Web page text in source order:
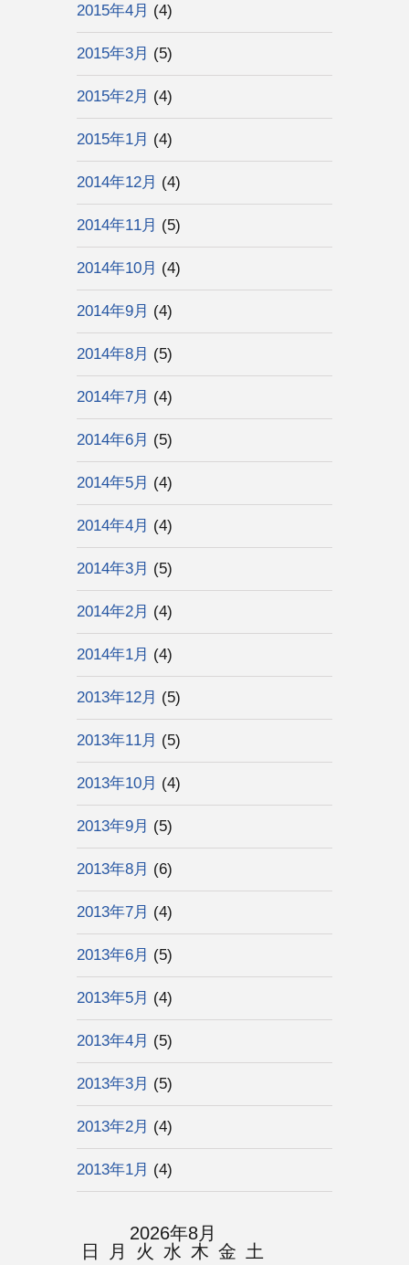
2015年4月 (4)
2015年3月 (5)
2015年2月 (4)
2015年1月 (4)
2014年12月 (4)
2014年11月 (5)
2014年10月 (4)
2014年9月 (4)
2014年8月 (5)
2014年7月 (4)
2014年6月 (5)
2014年5月 (4)
2014年4月 (4)
2014年3月 (5)
2014年2月 (4)
2014年1月 (4)
2013年12月 (5)
2013年11月 (5)
2013年10月 (4)
2013年9月 (5)
2013年8月 (6)
2013年7月 (4)
2013年6月 (5)
2013年5月 (4)
2013年4月 (5)
2013年3月 (5)
2013年2月 (4)
2013年1月 (4)
2026年8月
日
月 火 水 木 金 土